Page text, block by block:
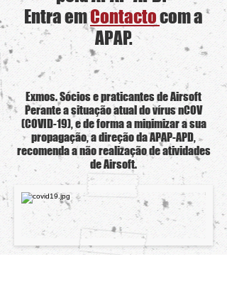
Entra emContactocom a
APAP.
Exmos. Sócios e praticantes de Airsoft
Perante a situação atual do vírus nCOV
(COVID-19), e de forma a minimizar a sua
propagação, a direção da APAP-APD,
recomenda a não realização de atividades
de Airsoft.